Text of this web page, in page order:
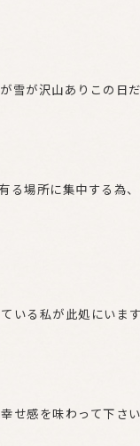
が沢山ありこの日
る場所に集中する為
いる私が此処にいます
せ感を味わって下さ